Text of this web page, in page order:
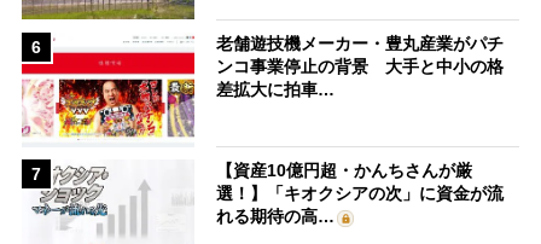
6
老舗遊技機メーカー・豊丸産業がパチ
ンコ事業停止の背景 大手と中小の格
差拡大に拍車…
7
【資産10億円超・かんちさんが厳
選！】「キオクシアの次」に資金が流
れる期待の高…